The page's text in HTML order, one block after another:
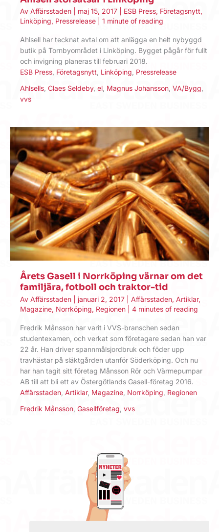
Av Affärsstaden maj 15, 2017 ESB Press, Företagsnytt,
Linköping, Pressrelease 1 minute of reading
Ahlsell har tecknat avtal om att anlägga en helt nybyggd
butik på Tornbyområdet i Linköping. Bygget pågår för fullt
och invigning planeras till februari 2018.
ESB Press Företagsnytt Linköping Pressrelease
Ahlsells Claes Seldeby, el Magnus Johansson VA/Bygg
vvs
Årets Gasell i Norrköping värnar om det
familjära, fotboll och traktor-tid
Av Affärsstaden januari 2, 2017 Affärsstaden, Artiklar,
Magazine, Norrköping, Regionen 4 minutes of reading
Fredrik Månsson har varit i VVS-branschen sedan
studentexamen, och verkat som företagare sedan han var
22 år. Han driver spannmålsjordbruk och föder upp
travhästar på släktgården utanför Söderköping. Och nu
har han tagit sitt företag Månsson Rör och Värmepumpar
AB till att bli ett av Östergötlands Gasell-företag 2016.
Affärsstaden Artiklar, Magazine Norrköping Regionen
Fredrik Månsson Gasellföretag vvs